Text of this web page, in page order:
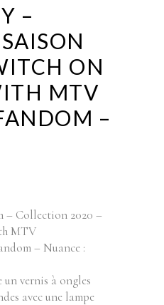
–
ON
MTV
–
– Collection 2020 –
MTV
– Nuance :
un vernis à ongles
avec une lampe